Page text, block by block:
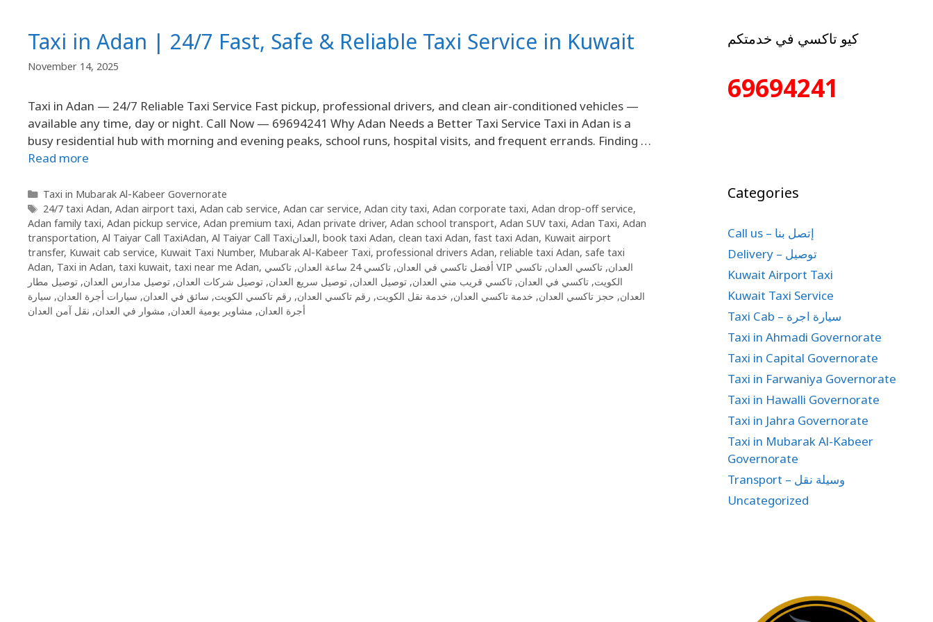
Taxi in Adan | 24/7 Fast, Safe & Reliable Taxi Service in Kuwait
November 14, 2025
Taxi in Adan — 24/7 Reliable Taxi Service Fast pickup, professional drivers, and clean air-conditioned vehicles —
available any time, day or night. Call Now — 69694241 Why Adan Needs a Better Taxi Service Taxi in Adan is a
busy residential hub with morning and evening peaks, school runs, hospital visits, and frequent errands. Finding …
Read more
Taxi in Mubarak Al-Kabeer Governorate
24/7 taxi Adan, Adan airport taxi, Adan cab service, Adan car service, Adan city taxi, Adan corporate taxi, Adan drop-off service,
Adan family taxi, Adan pickup service, Adan premium taxi, Adan private driver, Adan school transport, Adan SUV taxi, Adan Taxi, Adan
transportation, Al Taiyar Call TaxiAdan, Al Taiyar Call Taxiالعدان, book taxi Adan, clean taxi Adan, fast taxi Adan, Kuwait airport
transfer, Kuwait cab service, Kuwait Taxi Number, Mubarak Al-Kabeer Taxi, professional drivers Adan, reliable taxi Adan, safe taxi
Adan, Taxi in Adan, taxi kuwait, taxi near me Adan, أفضل تاكسي في العدان, تاكسي 24 ساعة العدان , تاكسي VIP العدان, تاكسي العدان, تاكسي
الكويت, تاكسي في العدان, تاكسي قريب مني العدان, توصيل العدان, توصيل سريع العدان, توصيل شركات العدان, توصيل مدارس العدان, توصيل مطار
العدان, حجز تاكسي العدان, خدمة تاكسي العدان, خدمة نقل الكويت, رقم تاكسي العدان, رقم تاكسي الكويت, سائق في العدان, سيارات أجرة العدان, سيارة
أجرة العدان, مشاوير يومية العدان, مشوار في العدان, نقل آمن العدان
كيو تاكسي في خدمتكم
69694241
Categories
Call us – إتصل بنا
Delivery – توصيل
Kuwait Airport Taxi
Kuwait Taxi Service
Taxi Cab – سيارة اجرة
Taxi in Ahmadi Governorate
Taxi in Capital Governorate
Taxi in Farwaniya Governorate
Taxi in Hawalli Governorate
Taxi in Jahra Governorate
Taxi in Mubarak Al-Kabeer
Governorate
Transport – وسيلة نقل
Uncategorized